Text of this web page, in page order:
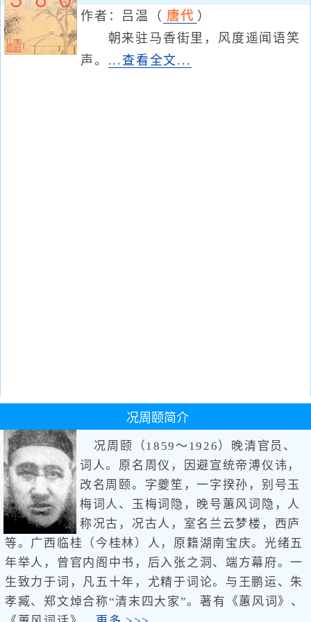
作者： 吕温 （ 唐代 ）
朝来驻马香街里，风度遥闻语笑
声。 ...查看全文...
况周颐简介
况周颐（1859～1926）晚清官员、
词人。原名周仪，因避宣统帝溥仪讳，
改名周颐。字夔笙，一字揆孙，别号玉
梅词人、玉梅词隐，晚号蕙风词隐，人
称况古，况古人，室名兰云梦楼，西庐
等。广西临桂（今桂林）人，原籍湖南宝庆。光绪五
年举人，曾官内阁中书，后入张之洞、端方幕府。一
生致力于词，凡五十年，尤精于词论。与王鹏运、朱
孝臧、郑文焯合称“清末四大家”。著有《蕙风词》、